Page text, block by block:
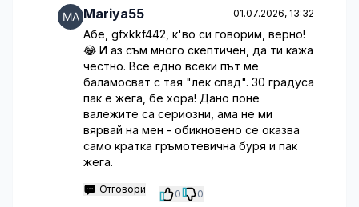
Mariya55 01.07.2026, 13:32
Абе, gfxkkf442, к'во си говорим, верно!
😂 И аз съм много скептичен, да ти кажа
честно. Все едно всеки път ме
баламосват с тая "лек спад". 30 градуса
пак е жега, бе хора! Дано поне
валежите са сериозни, ама не ми
вярвай на мен - обикновено се оказва
само кратка гръмотевична буря и пак
жега.
Отговори 0 0